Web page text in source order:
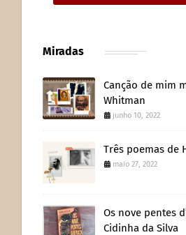
Miradas
Canção de mim
Whitman
junho 10, 2022
Três poemas de
maio 27, 2022
Os nove pentes
Cidinha da Silva